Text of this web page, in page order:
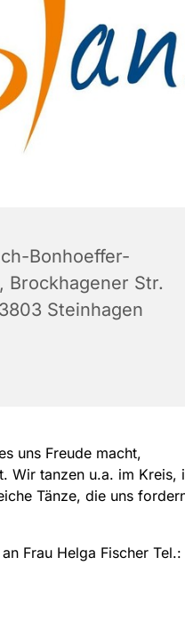
Bonhoeffer-
Brockhagener Str.
Steinhagen
uns Freude macht,
Wir tanzen u.a. im Kreis,
Tänze, die uns
Frau Helga Fischer Tel.: